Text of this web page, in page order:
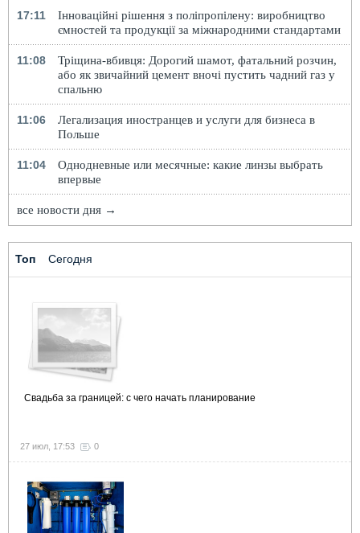
17:11
Інноваційні рішення з поліпропілену: виробництво
ємностей та продукції за міжнародними стандартами
11:08
Тріщина-вбивця: Дорогий шамот, фатальний розчин,
або як звичайний цемент вночі пустить чадний газ у
спальню
11:06
Легализация иностранцев и услуги для бизнеса в
Польше
11:04
Однодневные или месячные: какие линзы выбрать
впервые
все новости дня →
Топ Сегодня
Свадьба за границей: с чего начать планирование
27 июл, 17:53 0